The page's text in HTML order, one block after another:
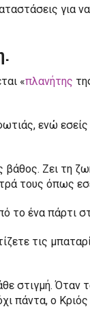
για
«πλανήτης
ενώ εσείς
βάθος. Ζει τη
τους όπως
το ένα πάρτι
τις
στιγμή. Όταν
πάντα, ο Κριός